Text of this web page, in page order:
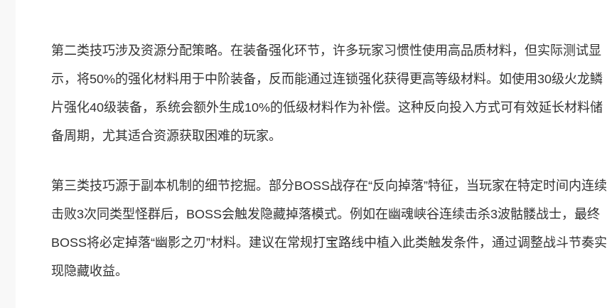
第二类技巧涉及资源分配策略。在装备强化环节，许多玩家习惯性使用高品质材料，但实际测试显
示，将50%的强化材料用于中阶装备，反而能通过连锁强化获得更高等级材料。如使用30级火龙鳞
片强化40级装备，系统会额外生成10%的低级材料作为补偿。这种反向投入方式可有效延长材料储
备周期，尤其适合资源获取困难的玩家。
第三类技巧源于副本机制的细节挖掘。部分BOSS战存在“反向掉落”特征，当玩家在特定时间内连续
击败3次同类型怪群后，BOSS会触发隐藏掉落模式。例如在幽魂峡谷连续击杀3波骷髅战士，最终
BOSS将必定掉落“幽影之刃”材料。建议在常规打宝路线中植入此类触发条件，通过调整战斗节奏实
现隐藏收益。